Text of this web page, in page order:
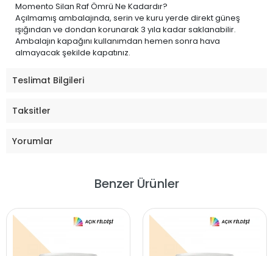
Momento Silan Raf Ömrü Ne Kadardır?
Açılmamış ambalajında, serin ve kuru yerde direkt güneş
ışığından ve dondan korunarak 3 yıla kadar saklanabilir.
Ambalajın kapağını kullanımdan hemen sonra hava
almayacak şekilde kapatınız.
Teslimat Bilgileri
Taksitler
Yorumlar
Benzer Ürünler